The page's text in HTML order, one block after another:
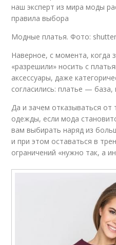
наш эксперт из мира моды
правила выбора
Модные платья. Фото:
Наверное, с момента, когда
«разрешили» носить с
аксессуары, даже
согласились: платье —
Да и зачем отказываться
одежды, если мода
вам выбирать наряд из
и при этом оставаться в
ограничений «нужно так, а